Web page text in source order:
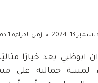
ديسمبر 13, 2024 زمن القراءة
ابوظبي يعد خيارًا
لمسة جمالية على